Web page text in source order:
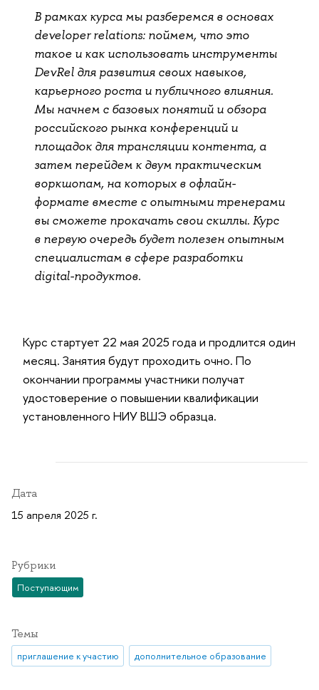
В рамках курса мы разберемся в основах
developer relations: поймем, что это
такое и как использовать инструменты
DevRel для развития своих навыков,
карьерного роста и публичного влияния.
Мы начнем с базовых понятий и обзора
российского рынка конференций и
площадок для трансляции контента, а
затем перейдем к двум практическим
воркшопам, на которых в офлайн-
формате вместе с опытными тренерами
вы сможете прокачать свои скиллы. Курс
в первую очередь будет полезен опытным
специалистам в сфере разработки
digital-продуктов.
Курс стартует 22 мая 2025 года и продлится один
месяц. Занятия будут проходить очно. По
окончании программы участники получат
удостоверение о повышении квалификации
установленного НИУ ВШЭ образца.
Дата
15 апреля 2025 г.
Рубрики
Поступающим
Темы
приглашение к участию дополнительное образование